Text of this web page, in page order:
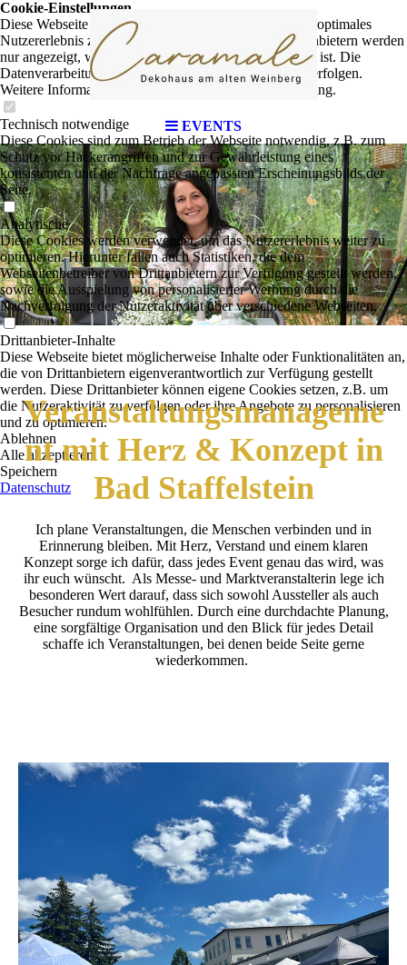
EVENTS
Veranstaltungsmanageme
nt mit Herz & Konzept in
Bad Staffelstein
Ich plane Veranstaltungen, die Menschen verbinden und in
Erinnerung bleiben. Mit Herz, Verstand und einem klaren
Konzept sorge ich dafür, dass jedes Event genau das wird, was
ihr euch wünscht. Als Messe- und Marktveranstalterin lege ich
besonderen Wert darauf, dass sich sowohl Aussteller als auch
Besucher rundum wohlfühlen. Durch eine durchdachte Planung,
eine sorgfältige Organisation und den Blick für jedes Detail
schaffe ich Veranstaltungen, bei denen beide Seite gerne
wiederkommen.
Cookie-Einstellungen
Diese Webseite verwendet Cookies, um Besuchern ein optimales
Nutzererlebnis zu bieten. Bestimmte Inhalte von Drittanbietern werden
nur angezeigt, wenn die entsprechende Option aktiviert ist. Die
Datenverarbeitung kann dann auch in einem Drittland erfolgen.
Weitere Informationen hierzu in der Datenschutzerklärung.
Technisch notwendige
Diese Cookies sind zum Betrieb der Webseite notwendig, z.B. zum
Schutz vor Hackerangriffen und zur Gewährleistung eines
konsistenten und der Nachfrage angepassten Erscheinungsbilds der
Seite.
Analytische
Diese Cookies werden verwendet, um das Nutzererlebnis weiter zu
optimieren. Hierunter fallen auch Statistiken, die dem
Webseitenbetreiber von Drittanbietern zur Verfügung gestellt werden,
sowie die Ausspielung von personalisierter Werbung durch die
Nachverfolgung der Nutzeraktivität über verschiedene Webseiten.
Drittanbieter-Inhalte
Diese Webseite bietet möglicherweise Inhalte oder Funktionalitäten an,
die von Drittanbietern eigenverantwortlich zur Verfügung gestellt
werden. Diese Drittanbieter können eigene Cookies setzen, z.B. um
die Nutzeraktivität zu verfolgen oder ihre Angebote zu personalisieren
und zu optimieren.
Ablehnen
Alle akzeptieren
Speichern
Datenschutz